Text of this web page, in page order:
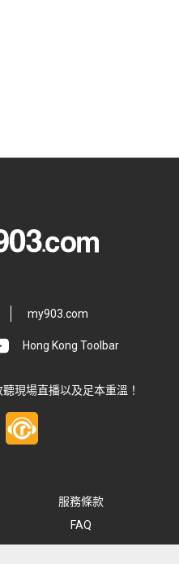
my903.com
Hong Kong Toolbar
現場直播以及足本重溫！
服務條款
FAQ